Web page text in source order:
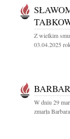
Z wielkim
03.04.2025
W dniu 29
zmarła